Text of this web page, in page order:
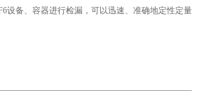
设备、容器进行检漏，可以迅速、准确地定性定量